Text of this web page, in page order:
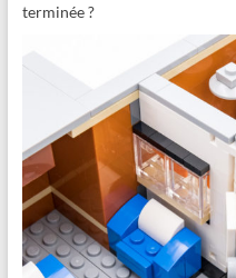
terminée ?